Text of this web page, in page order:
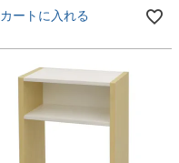
カートに入れる